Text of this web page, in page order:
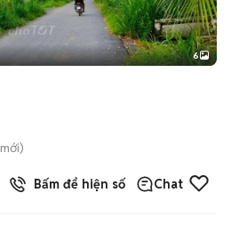
+2
6
mới)
Bấm để hiện số Chat